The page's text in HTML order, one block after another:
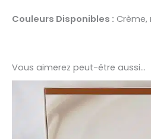
Couleurs Disponibles : Crème,
Vous aimerez peut-être aussi…